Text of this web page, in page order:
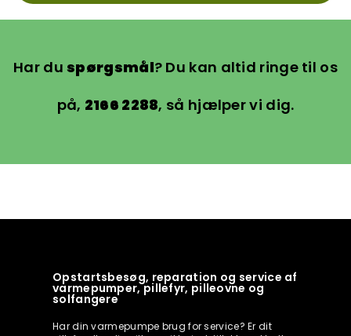
Har duspørgsmål? Du kan altid ringe til os
på, 2166 2288, så hjælper vi dig.
Opstartsbesøg, reparation og service af
varmepumper, pillefyr, pilleovne og
solfangere
Har din varmepumpe brug for service? Er dit